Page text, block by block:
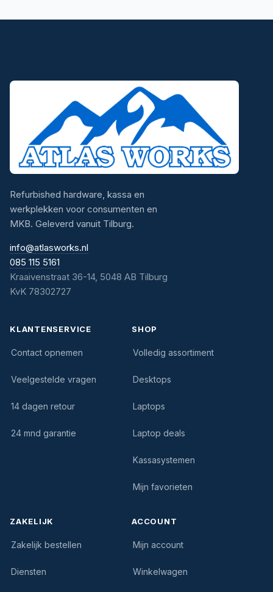
Refurbished hardware, kassa en
werkplekken voor consumenten en
MKB. Geleverd vanuit Tilburg.
info@atlasworks.nl
085 115 5161
Kraaivenstraat 36-14, 5048 AB Tilburg
KvK 78302727
KLANTENSERVICE
Contact opnemen
Veelgestelde vragen
14 dagen retour
24 mnd garantie
SHOP
Volledig assortiment
Desktops
Laptops
Laptop deals
Kassasystemen
Mijn favorieten
ZAKELIJK
Zakelijk bestellen
Diensten
ACCOUNT
Mijn account
Winkelwagen